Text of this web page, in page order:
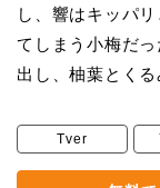
し、響はキッパ
てしまう小梅だ
出し、柚葉とく
Tver